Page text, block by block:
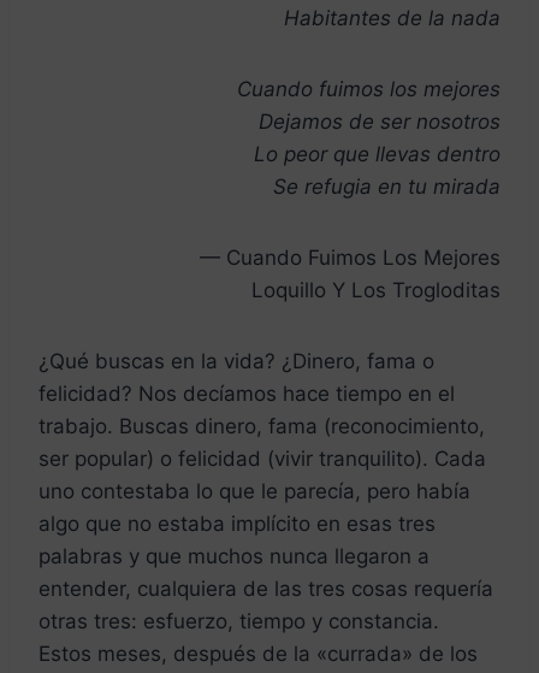
Habitantes de la nada
Cuando fuimos los mejores
Dejamos de ser nosotros
Lo peor que llevas dentro
Se refugia en tu mirada
— Cuando Fuimos Los Mejores
Loquillo Y Los Trogloditas
¿Qué buscas en la vida? ¿Dinero, fama o
felicidad? Nos decíamos hace tiempo en el
trabajo. Buscas dinero, fama (reconocimiento,
ser popular) o felicidad (vivir tranquilito). Cada
uno contestaba lo que le parecía, pero había
algo que no estaba implícito en esas tres
palabras y que muchos nunca llegaron a
entender, cualquiera de las tres cosas requería
otras tres: esfuerzo, tiempo y constancia.
Estos meses, después de la «currada» de los